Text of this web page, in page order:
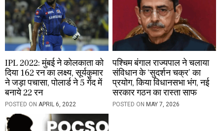
n
IPL 2022: मुंबई ने कोलकाता को
दिया 162 रन का लक्ष्य, सूर्यकुमार
ने जड़ा पचासा, पोलार्ड ने 5 गेंद में
बनाये 22 रन
POSTED ON APRIL 6, 2022
पश्चिम बंगाल राज्यपाल ने चलाया
संविधान के ‘सुदर्शन चक्र’ का
प्रयोग, किया विधानसभा भंग, नई
सरकार गठन का रास्ता साफ
POSTED ONMAY 7, 2026